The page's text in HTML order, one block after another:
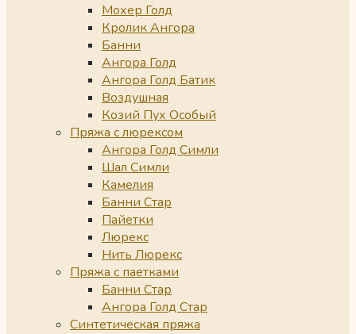
Мохер Голд
Кролик Ангора
Банни
Ангора Голд
Ангора Голд Батик
Воздушная
Козий Пух Особый
Пряжа с люрексом
Ангора Голд Симли
Шал Симли
Камелия
Банни Стар
Пайетки
Люрекс
Нить Люрекс
Пряжа с паетками
Банни Стар
Ангора Голд Стар
Синтетическая пряжа